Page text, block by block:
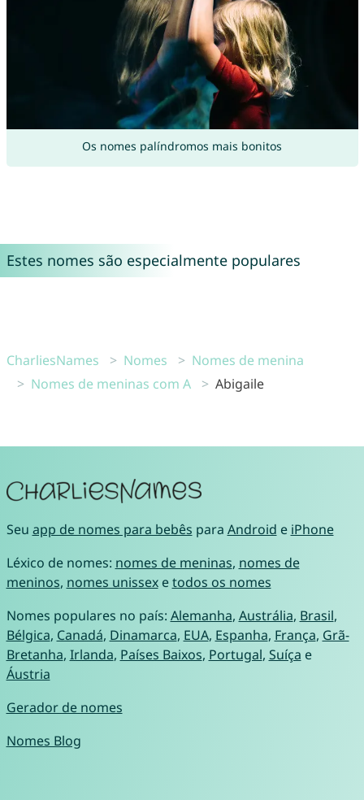
Os nomes palíndromos mais bonitos
Estes nomes são especialmente populares
CharliesNames Nomes
Nomes de menina
Nomes de meninas com A
Abigaile
Seu app de nomes para bebês para Android e iPhone
Léxico de nomes: nomes de meninas, nomes de
meninos, nomes unissexetodos os nomes
Nomes populares no país: Alemanha, Austrália, Brasil,
Bélgica, Canadá, Dinamarca, EUA, Espanha, França, Grã-
Bretanha, Irlanda, Países Baixos, Portugal, Suíça e
Áustria
Gerador de nomes
Nomes Blog